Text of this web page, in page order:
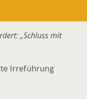
„Schluss mit
Irreführung